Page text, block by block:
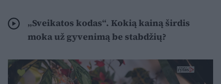
„Sveikatos kodas“. Kokią kainą širdis
moka už gyvenimą be stabdžių?